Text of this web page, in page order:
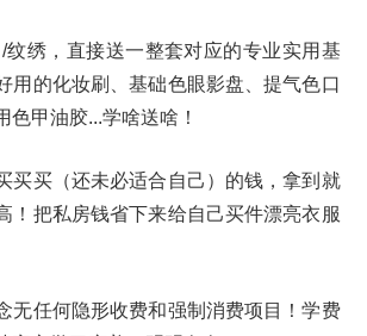
纹绣，直接送一整套对应的专业实用基
用的化妆刷、基础色眼影盘、提气色口
色甲油胶...学啥送啥！
买买（还未必适合自己）的钱，拿到就
！把私房钱省下来给自己买件漂亮衣服
无任何隐形收费和强制消费项目！学费